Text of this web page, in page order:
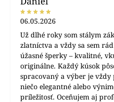
06.05.2026
Už dlhé roky som stálym
zlatníctva a vždy sa sem
úžasné šperky – kvalitné,
originálne. Každý kúsok
spracovaný a výber je vždy
niečo elegantné alebo
príležitosť. Oceňujem aj